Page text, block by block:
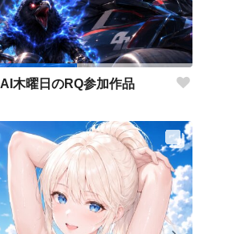
AI木曜日のRQ参加作品